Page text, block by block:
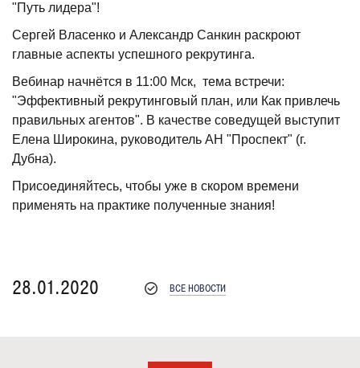
"Путь лидера"!
Сергей Власенко и Александр Санкин раскроют
главные аспекты успешного рекрутинга.
Вебинар начнётся в 11:00 Мск, тема встречи:
"Эффективный рекрутинговый план, или Как привлечь
правильных агентов". В качестве соведущей выступит
Елена Широкина, руководитель АН "Проспект" (г.
Дубна).
Присоединяйтесь, чтобы уже в скором времени
применять на практике полученные знания!
28.01.2020 ВСЕ НОВОСТИ